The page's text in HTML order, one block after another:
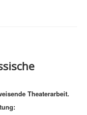
Theaterarbeit.